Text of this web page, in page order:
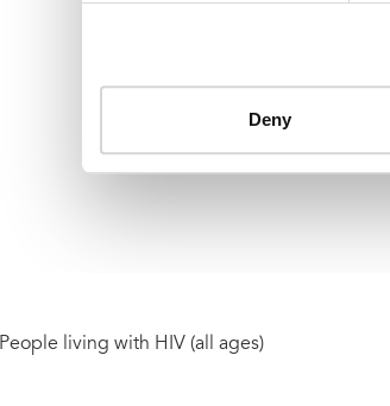
People living with HIV (all ages)